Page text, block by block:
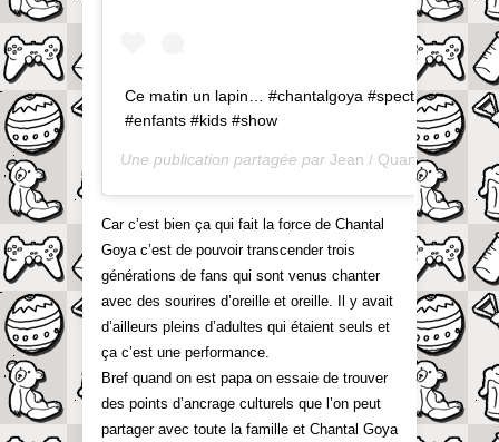
Ce matin un lapin… #chantalgoya #spectacle
#enfants #kids #show
Une publication partagée par Jean / QuandOnEstPapa
Car c’est bien ça qui fait la force de Chantal
Goya c’est de pouvoir transcender trois
générations de fans qui sont venus chanter
avec des sourires d’oreille et oreille. Il y avait
d’ailleurs pleins d’adultes qui étaient seuls et
ça c’est une performance.
Bref quand on est papa on essaie de trouver
des points d’ancrage culturels que l’on peut
partager avec toute la famille et Chantal Goya